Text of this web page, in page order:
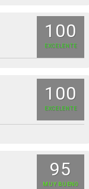
100
EXCELENTE
100
EXCELENTE
95
MUY BUENO